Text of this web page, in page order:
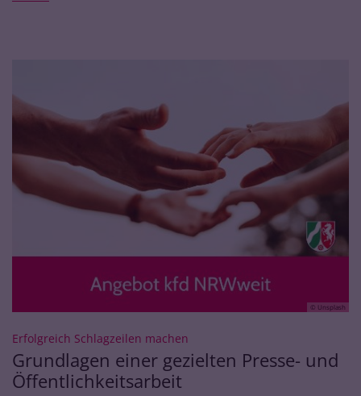
© Unsplash
Erfolgreich Schlagzeilen machen
Grundlagen einer gezielten Presse- und
Öffentlichkeitsarbeit